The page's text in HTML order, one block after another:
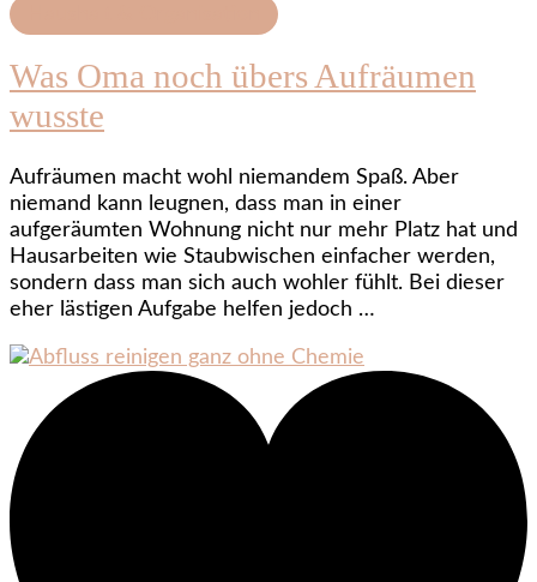
Was Oma noch übers Aufräumen
wusste
Aufräumen macht wohl niemandem Spaß. Aber
niemand kann leugnen, dass man in einer
aufgeräumten Wohnung nicht nur mehr Platz hat und
Hausarbeiten wie Staubwischen einfacher werden,
sondern dass man sich auch wohler fühlt. Bei dieser
eher lästigen Aufgabe helfen jedoch …